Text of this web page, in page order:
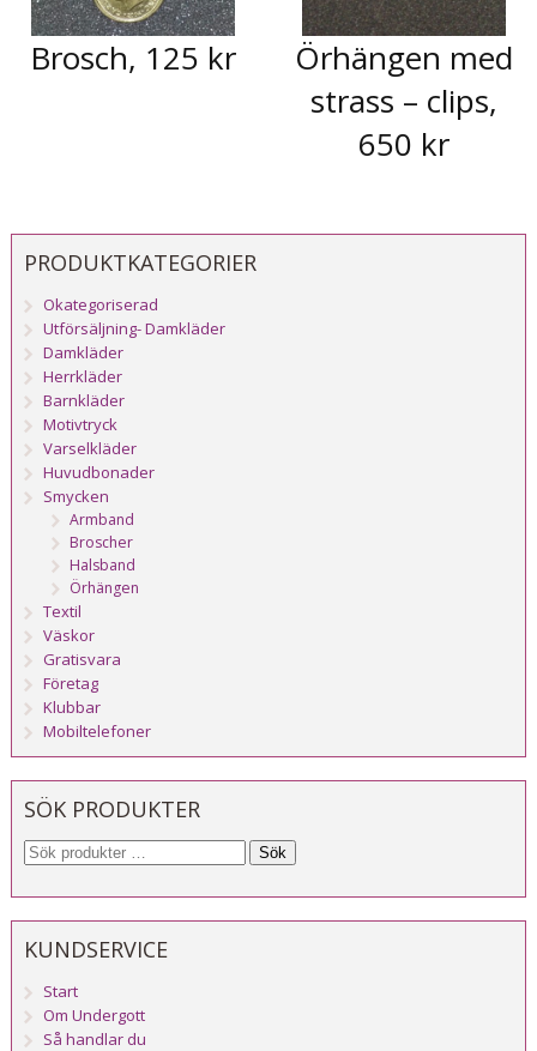
Brosch, 125 kr
Örhängen med
strass – clips,
650 kr
PRODUKTKATEGORIER
Okategoriserad
Utförsäljning- Damkläder
Damkläder
Herrkläder
Barnkläder
Motivtryck
Varselkläder
Huvudbonader
Smycken
Armband
Broscher
Halsband
Örhängen
Textil
Väskor
Gratisvara
Företag
Klubbar
Mobiltelefoner
SÖK PRODUKTER
Sök
KUNDSERVICE
Start
Om Undergott
Så handlar du